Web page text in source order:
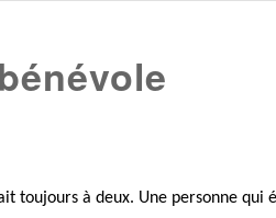
toujours à deux. Une personne qui